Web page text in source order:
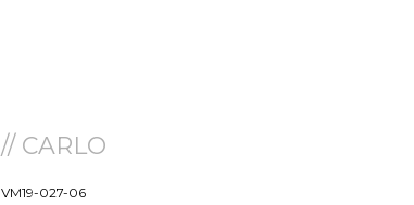
// CARLO
VM19-027-06